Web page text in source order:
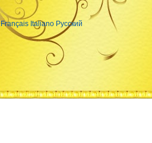
Français Italiano Русский